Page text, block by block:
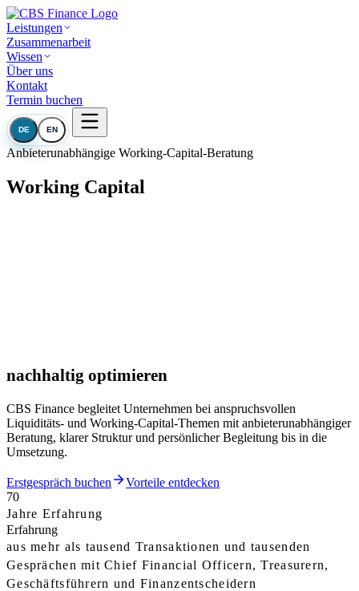
Leistungen
Zusammenarbeit
Wissen
Über uns
Kontakt
Termin buchen
DE EN
Anbieterunabhängige Working-Capital-Beratung
Working Capital
nachhaltig optimieren
CBS Finance begleitet Unternehmen bei anspruchsvollen
Liquiditäts- und Working-Capital-Themen mit anbieterunabhängiger
Beratung, klarer Struktur und persönlicher Begleitung bis in die
Umsetzung.
Erstgespräch buchen
Vorteile entdecken
70
Jahre Erfahrung
Erfahrung
aus mehr als tausend Transaktionen und tausenden
Gesprächen mit Chief Financial Officern, Treasurern,
Geschäftsführern und Finanzentscheidern